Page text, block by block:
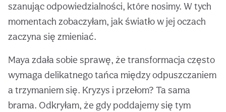
szanując odpowiedzialności, które nosimy. W tych
momentach zobaczyłam, jak światło w jej oczach
zaczyna się zmieniać.
Maya zdała sobie sprawę, że transformacja często
wymaga delikatnego tańca między odpuszczaniem
a trzymaniem się. Kryzys i przełom? Ta sama
brama. Odkryłam, że gdy poddajemy się tym